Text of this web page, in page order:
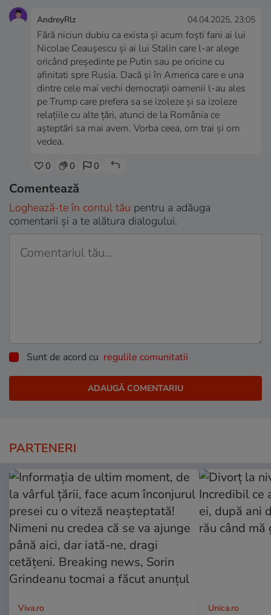
AndreyRlz 04.04.2025, 23:05
Fără niciun dubiu ca exista și acum foști fani ai lui
Nicolae Ceaușescu și ai lui Stalin care l-ar alege
oricând președinte pe Putin sau pe oricine cu
afinitati spre Rusia. Dacă și în America care e una
dintre cele mai vechi democrații oamenii l-au ales
pe Trump care prefera sa se izoleze și sa izoleze
relațiile cu alte țări, atunci de la România ce
așteptări sa mai avem. Vorba ceea, om trai și om
vedea.
0 0 0
Comentează
Loghează-te în contul tău pentru a adăuga
comentarii și a te alătura dialogului.
Sunt de acord cu regulile comunitatii
PARTENERI
Viva.ro Unica.ro